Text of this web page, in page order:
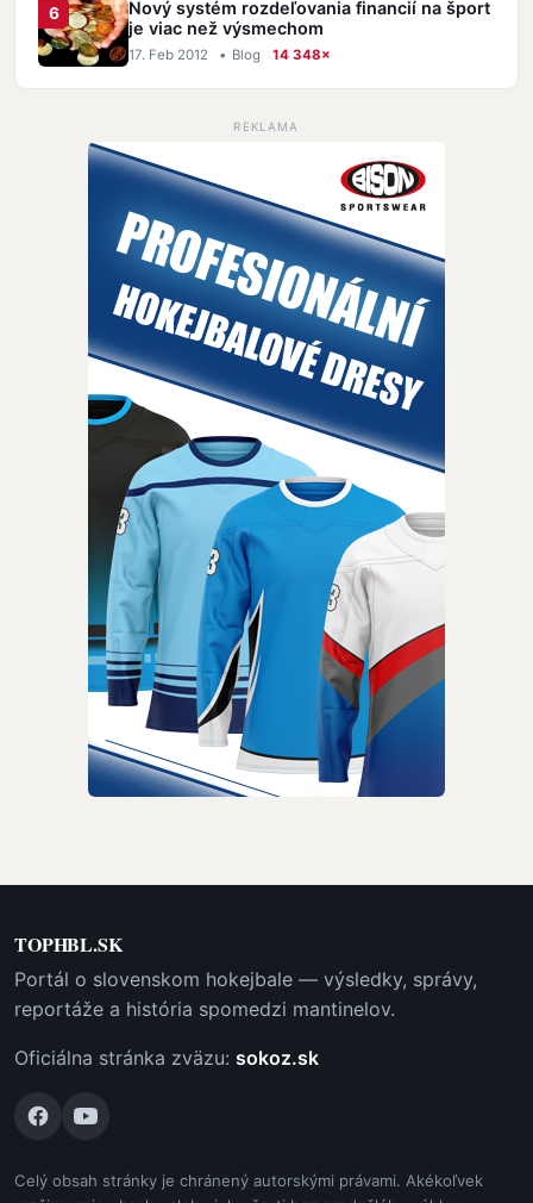
Nový systém rozdeľovania financií na šport
je viac než výsmechom
17. Feb 2012 • Blog 14 348×
REKLAMA
TOPHBL.SK
Portál o slovenskom hokejbale — výsledky, správy,
reportáže a história spomedzi mantinelov.
Oficiálna stránka zväzu: sokoz.sk
Celý obsah stránky je chránený autorskými právami. Akékoľvek